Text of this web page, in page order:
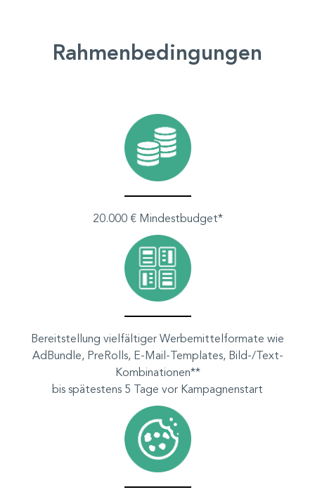
Rahmenbedingungen
20.000 € Mindestbudget*
Bereitstellung vielfältiger Werbemittelformate wie
AdBundle, PreRolls, E-Mail-Templates, Bild-/Text-
Kombinationen**
bis spätestens 5 Tage vor Kampagnenstart